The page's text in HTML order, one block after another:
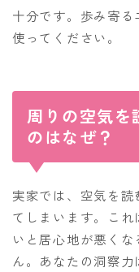
十分です。歩み寄
使ってください。
周りの空気を
のはなぜ？
実家では、空気を
てしまいます。こ
いと居心地が悪く
ん。あなたの洞察